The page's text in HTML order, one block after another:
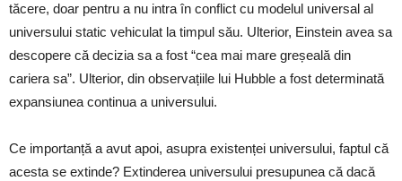
tăcere, doar pentru a nu intra în conflict cu modelul universal al
universului static vehiculat la timpul său. Ulterior, Einstein avea sa
descopere că decizia sa a fost “cea mai mare greșeală din
cariera sa”. Ulterior, din observațiile lui Hubble a fost determinată
expansiunea continua a universului.
Ce importanță a avut apoi, asupra existenței universului, faptul că
acesta se extinde? Extinderea universului presupunea că dacă